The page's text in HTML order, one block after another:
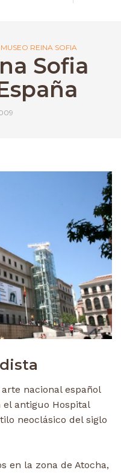
MUSEO REINA SOFIA
Sofia
nacional español
el antiguo Hospital
neoclásico del siglo
en la zona de Atocha,